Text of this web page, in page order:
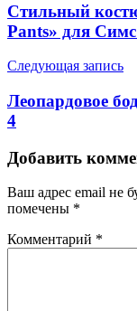
Стильный
Pants» для
Следующая запись
Леопардовое
4
Добавить
Ваш адрес email не
помечены *
Комментарий *